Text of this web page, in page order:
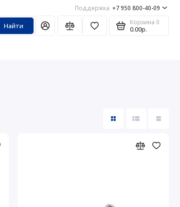
Поддержка +7 950 800-40-09
Найти Корзина 0
0.00р.